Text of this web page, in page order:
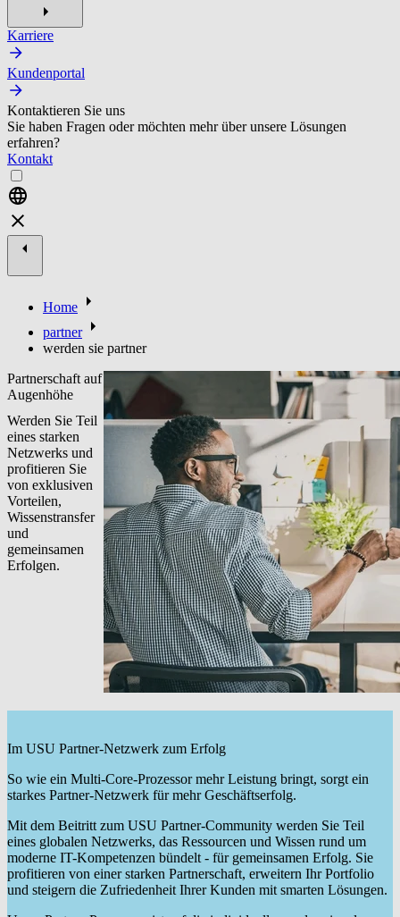
Karriere
Kundenportal
Kontaktieren Sie uns
Sie haben Fragen oder möchten mehr über unsere Lösungen
erfahren?
Kontakt
Home
partner
werden sie partner
Partnerschaft auf
Augenhöhe
Werden Sie Teil
eines starken
Netzwerks und
profitieren Sie
von exklusiven
Vorteilen,
Wissenstransfer
und
gemeinsamen
Erfolgen.
Im USU Partner-Netzwerk zum Erfolg
So wie ein Multi-Core-Prozessor mehr Leistung bringt, sorgt ein
starkes Partner-Netzwerk für mehr Geschäftserfolg.
Mit dem Beitritt zum USU Partner-Community werden Sie Teil
eines globalen Netzwerks, das Ressourcen und Wissen rund um
moderne IT-Kompetenzen bündelt - für gemeinsamen Erfolg. Sie
profitieren von einer starken Partnerschaft, erweitern Ihr Portfolio
und steigern die Zufriedenheit Ihrer Kunden mit smarten Lösungen.